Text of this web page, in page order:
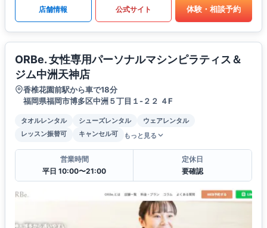
店舗情報 公式サイト 体験・相談予約
ORBe. 女性専用パーソナルマシンピラティス＆
ジム中洲天神店
香椎花園前駅から車で18分
福岡県福岡市博多区中洲５丁目１-２２ ４F
タオルレンタル シューズレンタル
ウェアレンタル
レッスン振替可
キャンセル可 もっと見る
営業時間
平日 10:00〜21:00
定休日
要確認